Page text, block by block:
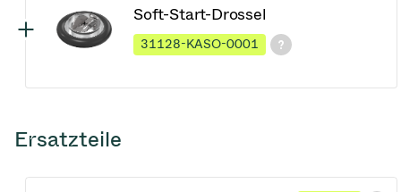
Soft-Start-Drossel
31128-KASO-0001
Ersatzteile